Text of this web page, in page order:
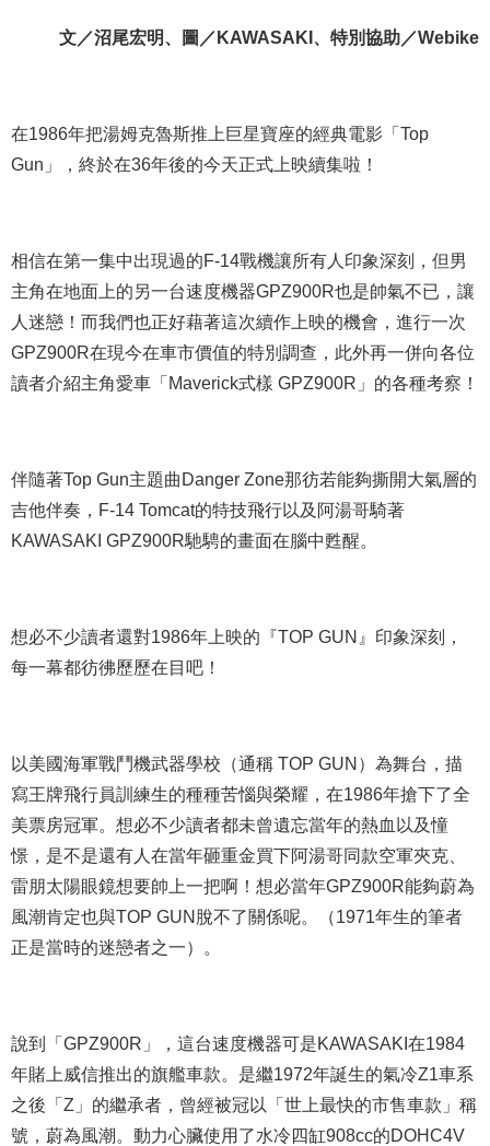
文／沼尾宏明、圖／KAWASAKI、特別協助／Webike
在1986年把湯姆克魯斯推上巨星寶座的經典電影「Top
Gun」，終於在36年後的今天正式上映續集啦！
相信在第一集中出現過的F-14戰機讓所有人印象深刻，但男
主角在地面上的另一台速度機器GPZ900R也是帥氣不已，讓
人迷戀！而我們也正好藉著這次續作上映的機會，進行一次
GPZ900R在現今在車市價值的特別調查，此外再一併向各位
讀者介紹主角愛車「Maverick式樣 GPZ900R」的各種考察！
伴隨著Top Gun主題曲Danger Zone那彷若能夠撕開大氣層的
吉他伴奏，F-14 Tomcat的特技飛行以及阿湯哥騎著
KAWASAKI GPZ900R馳騁的畫面在腦中甦醒。
想必不少讀者還對1986年上映的『TOP GUN』印象深刻，
每一幕都彷彿歷歷在目吧！
以美國海軍戰鬥機武器學校（通稱 TOP GUN）為舞台，描
寫王牌飛行員訓練生的種種苦惱與榮耀，在1986年搶下了全
美票房冠軍。想必不少讀者都未曾遺忘當年的熱血以及憧
憬，是不是還有人在當年砸重金買下阿湯哥同款空軍夾克、
雷朋太陽眼鏡想要帥上一把啊！想必當年GPZ900R能夠蔚為
風潮肯定也與TOP GUN脫不了關係呢。（1971年生的筆者
正是當時的迷戀者之一）。
說到「GPZ900R」，這台速度機器可是KAWASAKI在1984
年賭上威信推出的旗艦車款。是繼1972年誕生的氣冷Z1車系
之後「Z」的繼承者，曾經被冠以「世上最快的市售車款」稱
號，蔚為風潮。動力心臟使用了水冷四缸908cc的DOHC4V